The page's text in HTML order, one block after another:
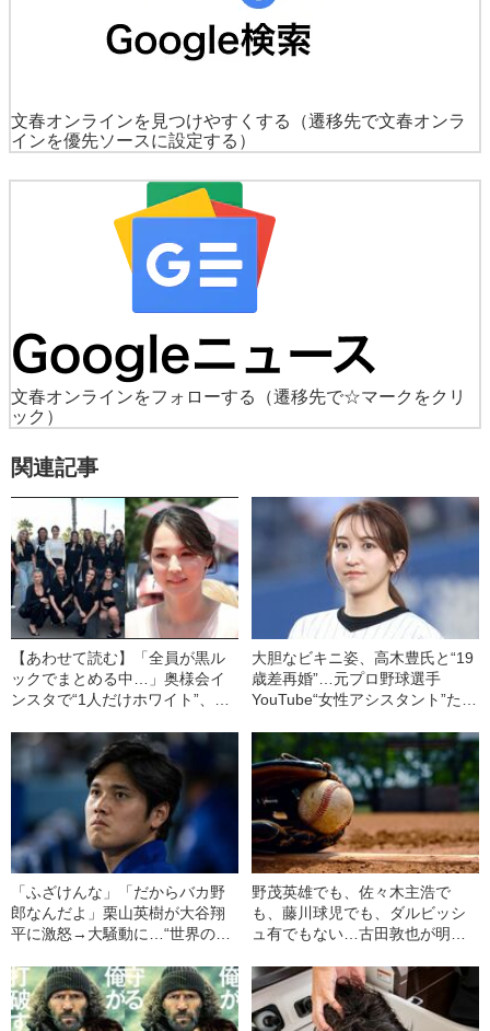
文春オンラインを見つけやすくする
（遷移先で文春オンラ
インを優先ソースに設定する）
文春オンラインをフォローする
（遷移先で☆マークをクリ
ック）
関連記事
【あわせて読む】「全員が黒ル
ックでまとめる中…」奥様会イ
ンスタで“1人だけホワイト”、ド
谷真美子夫人（29）の“ブレない
美学”
大胆なビキニ姿、高木豊氏と“19
歳差再婚”…元プロ野球選手
YouTube“女性アシスタント”たち
「ふざけんな」「だからバカ野
郎なんだよ」栗山英樹が大谷翔
平に激怒→大騒動に…“世界のオ
れた“本当の理由”
野茂英雄でも、佐々木主浩で
も、藤川球児でも、ダルビッシ
ュ有でもない…古田敦也が明か